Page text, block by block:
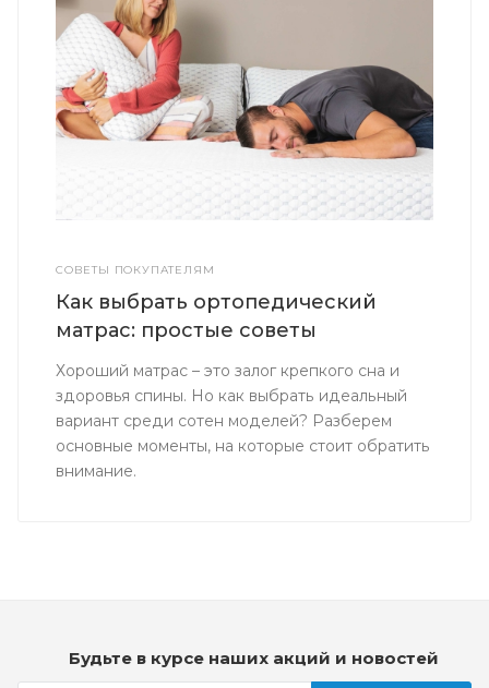
СОВЕТЫ ПОКУПАТЕЛЯМ
Как выбрать ортопедический
матрас: простые советы
Хороший матрас – это залог крепкого сна и
здоровья спины. Но как выбрать идеальный
вариант среди сотен моделей? Разберем
основные моменты, на которые стоит обратить
внимание.
Будьте в курсе наших акций и новостей